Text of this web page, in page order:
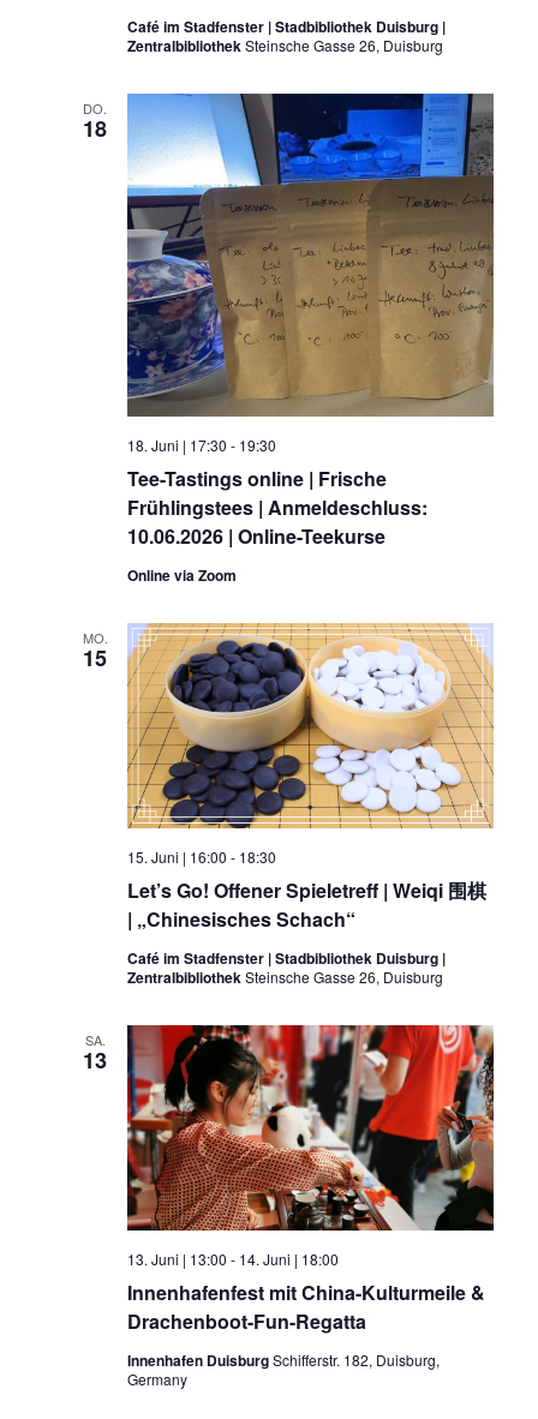
Café im Stadfenster | Stadbibliothek Duisburg |
ZentralbibliothekSteinsche Gasse 26, Duisburg
DO.
18
Tee-Tastings online | Frische
Frühlingstees | Anmeldeschluss:
10.06.2026 | Online-Teekurse
18. Juni | 17:30 - 19:30
Online via Zoom
MO.
15
Let’s Go! Offener Spieletreff | Weiqi 围棋
| „Chinesisches Schach“
15. Juni | 16:00 - 18:30
Café im Stadfenster | Stadbibliothek Duisburg |
ZentralbibliothekSteinsche Gasse 26, Duisburg
SA.
13
Innenhafenfest mit China-Kulturmeile &
Drachenboot-Fun-Regatta
13. Juni | 13:00 - 14. Juni | 18:00
Innenhafen DuisburgSchifferstr. 182, Duisburg,
Germany